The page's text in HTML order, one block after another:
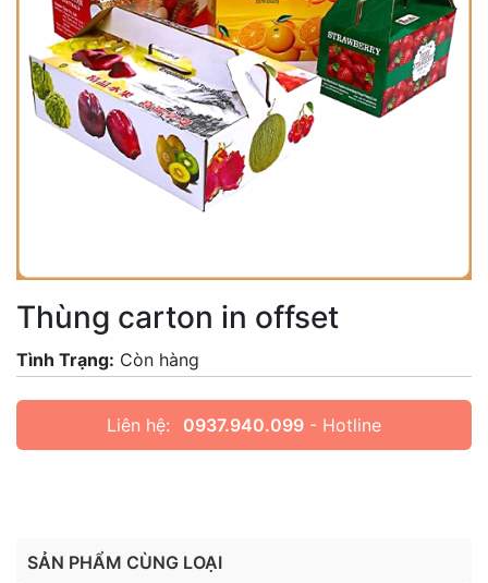
Thùng carton in offset
Tình Trạng: Còn hàng
Liên hệ: 0937.940.099 - Hotline
SẢN PHẨM CÙNG LOẠI